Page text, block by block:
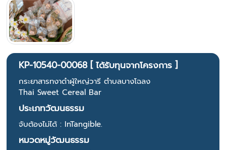
KP-10540-00068 [ ได้รับทุนจากโครงการ ]
กระยาสารทงาดำผู้ใหญ่วารี ตำบลบางโฉลง
Thai Sweet Cereal Bar
ประเภทวัฒนธรรม
จับต้องไม่ได้ : InTangible.
หมวดหมู่วัฒนธรรม